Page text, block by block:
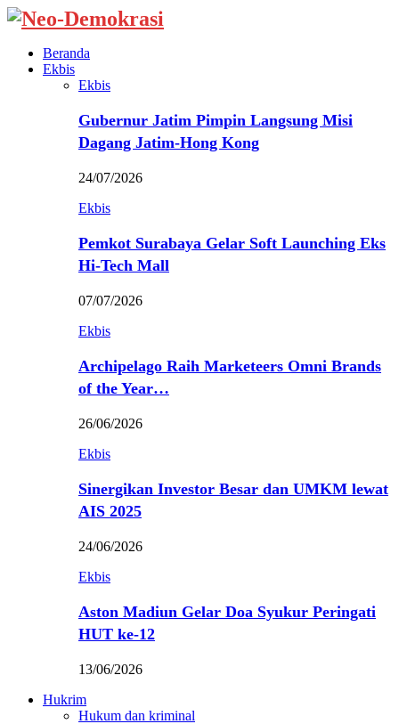
Beranda
Ekbis
Ekbis
Gubernur Jatim Pimpin Langsung Misi
Dagang Jatim-Hong Kong
24/07/2026
Ekbis
Pemkot Surabaya Gelar Soft Launching Eks
Hi-Tech Mall
07/07/2026
Ekbis
Archipelago Raih Marketeers Omni Brands
of the Year…
26/06/2026
Ekbis
Sinergikan Investor Besar dan UMKM lewat
AIS 2025
24/06/2026
Ekbis
Aston Madiun Gelar Doa Syukur Peringati
HUT ke-12
13/06/2026
Hukrim
Hukum dan kriminal